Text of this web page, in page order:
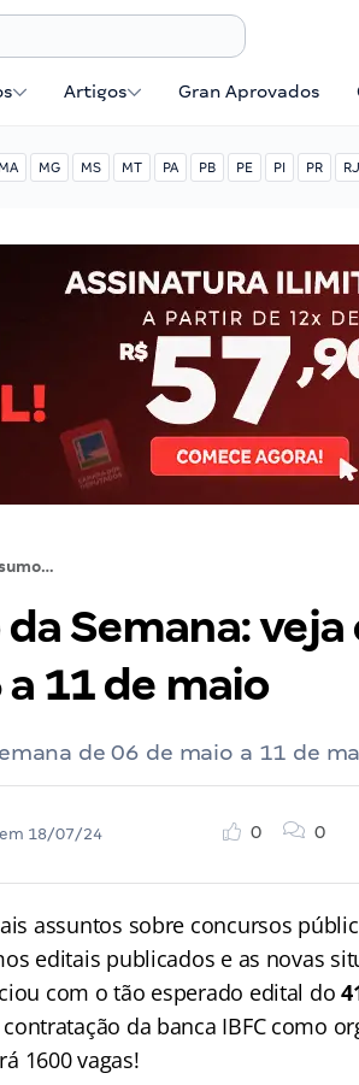
Artigos Gran Aprovados
MA MG MS MT PA PB PE PI PR RJ
Gran Resumo da Semana: veja os destaques 06 a 11 de maio
Semana: veja
11 de maio
de 06 de maio a 11 de
18/07/24
0 0
assuntos sobre concursos
editais publicados e as novas
com o tão esperado edital do
da banca IBFC como
1600 vagas!